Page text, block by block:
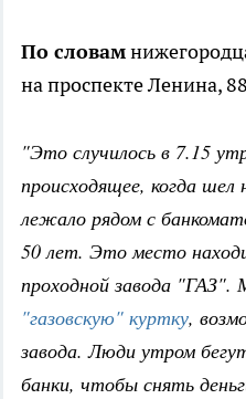
По словам
на проспекте Ленина,
"Это случилось в 7.15
происходящее, когда
лежало рядом с
50 лет. Это место
проходной завода
"газовскую" куртку,
завода. Люди утром
банки, чтобы снять